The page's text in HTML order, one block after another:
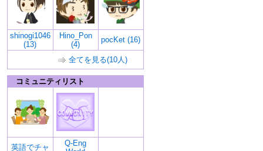
shinogi1046
(13)
Hino_Pon
(4)
pocKet (16)
全てを見る(10人)
コミュニティリスト
英語でチャ
Q-Eng